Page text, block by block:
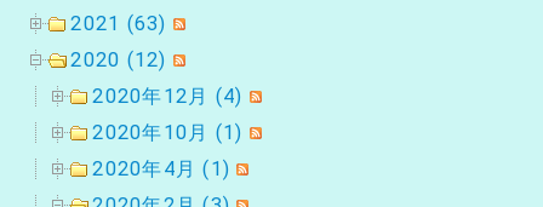
2021 (63)
2020 (12)
2020年12月 (4)
2020年10月 (1)
2020年4月 (1)